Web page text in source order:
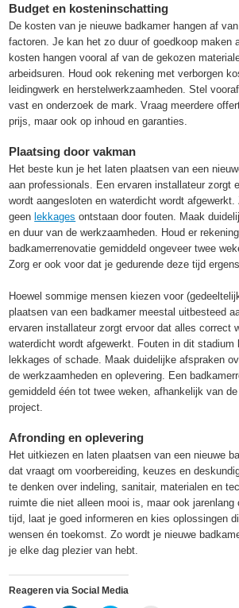
Budget en kosteninschatting
De kosten van je nieuwe badkamer hangen af
factoren. Je kan het zo duur of goedkoop maken
kosten hangen vooral af van de gekozen
arbeidsuren. Houd ook rekening met verborgen
leidingwerk en herstelwerkzaamheden. Stel
vast en onderzoek de mark. Vraag meerdere
prijs, maar ook op inhoud en garanties.
Plaatsing door vakman
Het beste kun je het laten plaatsen van een
aan professionals. Een ervaren installateur zorgt
wordt aangesloten en waterdicht wordt
geen lekkages ontstaan door fouten. Maak
en duur van de werkzaamheden. Houd er
badkamerrenovatie gemiddeld ongeveer twee
Zorg er ook voor dat je gedurende deze tijd
Hoewel sommige mensen kiezen voor
plaatsen van een badkamer meestal uitbesteed
ervaren installateur zorgt ervoor dat alles correct
waterdicht wordt afgewerkt. Fouten in dit stadium
lekkages of schade. Maak duidelijke afspraken
de werkzaamheden en oplevering. Een
gemiddeld één tot twee weken, afhankelijk van
project.
Afronding en oplevering
Het uitkiezen en laten plaatsen van een nieuwe
dat vraagt om voorbereiding, keuzes en
te denken over indeling, sanitair, materialen en
ruimte die niet alleen mooi is, maar ook
tijd, laat je goed informeren en kies oplossingen
wensen én toekomst. Zo wordt je nieuwe
je elke dag plezier van hebt.
Reageren via Social Media